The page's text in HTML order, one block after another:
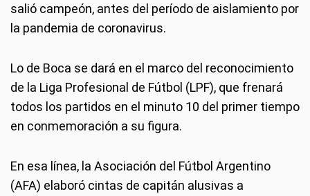
salió campeón, antes del período de aislamiento por
la pandemia de coronavirus.
Lo de Boca se dará en el marco del reconocimiento
de la Liga Profesional de Fútbol (LPF), que frenará
todos los partidos en el minuto 10 del primer tiempo
en conmemoración a su figura.
En esa línea, la Asociación del Fútbol Argentino
(AFA) elaboró cintas de capitán alusivas a